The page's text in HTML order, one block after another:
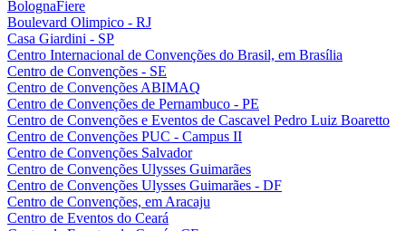
BolognaFiere
Boulevard Olimpico - RJ
Casa Giardini - SP
Centro Internacional de Convenções do Brasil, em Brasília
Centro de Convenções - SE
Centro de Convenções ABIMAQ
Centro de Convenções de Pernambuco - PE
Centro de Convenções e Eventos de Cascavel Pedro Luiz Boaretto
Centro de Convenções PUC - Campus II
Centro de Convenções Salvador
Centro de Convenções Ulysses Guimarães
Centro de Convenções Ulysses Guimarães - DF
Centro de Convenções, em Aracaju
Centro de Eventos do Ceará